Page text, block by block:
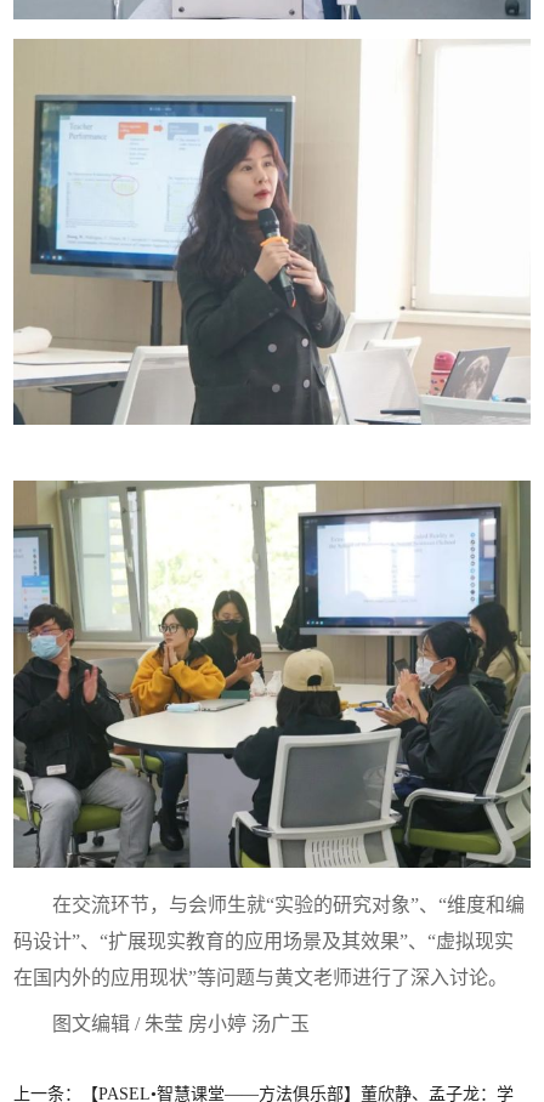
在交流环节，与会师生就“实验的研究对象”、“维度和编
码设计”、“扩展现实教育的应用场景及其效果”、“虚拟现实
在国内外的应用现状”等问题与黄文老师进行了深入讨论。
图文编辑 / 朱莹 房小婷 汤广玉
上一条：【PASEL•智慧课堂——方法俱乐部】董欣静、孟子龙：学